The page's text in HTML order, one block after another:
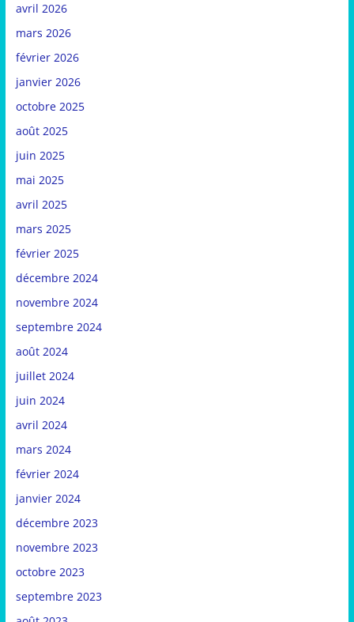
avril 2026
mars 2026
février 2026
janvier 2026
octobre 2025
août 2025
juin 2025
mai 2025
avril 2025
mars 2025
février 2025
décembre 2024
novembre 2024
septembre 2024
août 2024
juillet 2024
juin 2024
avril 2024
mars 2024
février 2024
janvier 2024
décembre 2023
novembre 2023
octobre 2023
septembre 2023